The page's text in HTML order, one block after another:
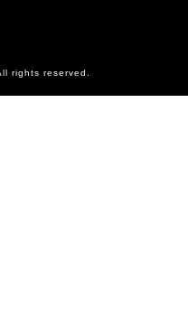
rights reserved.